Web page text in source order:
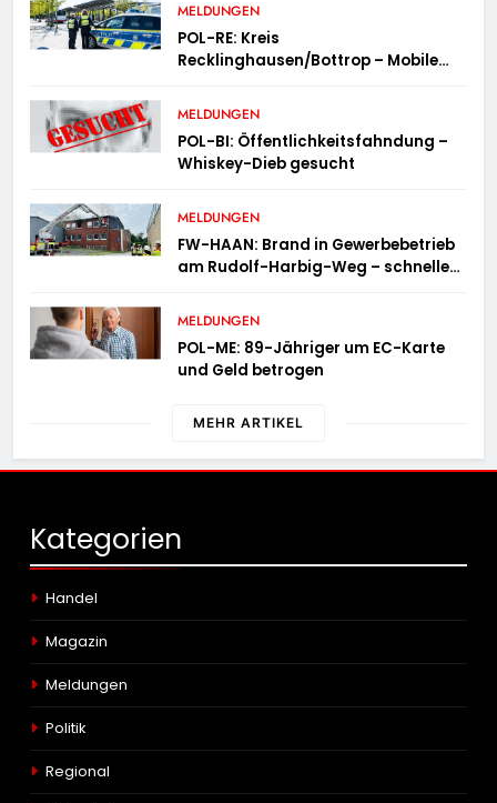
MELDUNGEN
POL-RE: Kreis
Recklinghausen/Bottrop – Mobile
„PräsenzPlus“
MELDUNGEN
POL-BI: Öffentlichkeitsfahndung –
Whiskey-Dieb gesucht
MELDUNGEN
FW-HAAN: Brand in Gewerbebetrieb
am Rudolf-Harbig-Weg – schnelle
Ausbreitung
MELDUNGEN
POL-ME: 89-Jähriger um EC-Karte
und Geld betrogen
MEHR ARTIKEL
Kategorien
Handel
Magazin
Meldungen
Politik
Regional